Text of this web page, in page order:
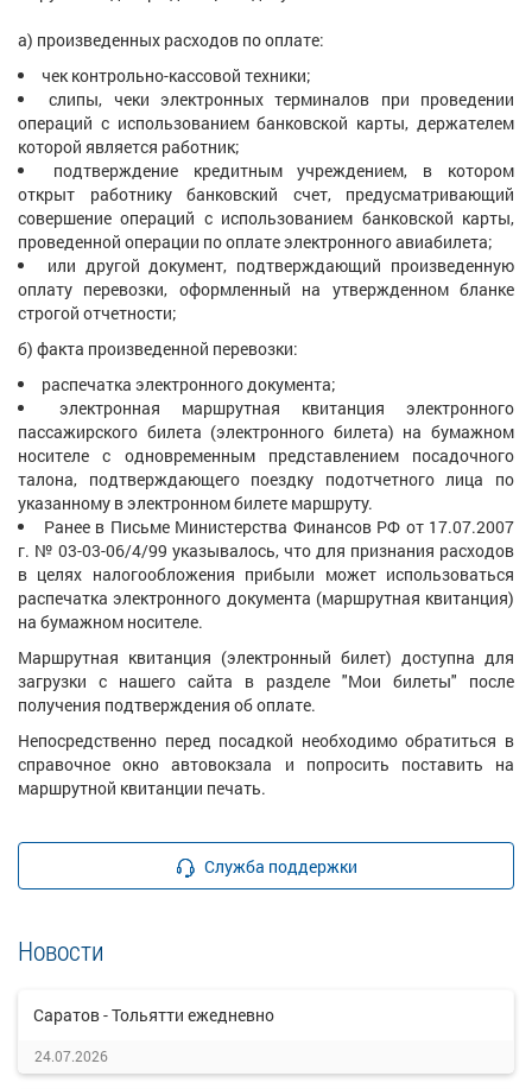
а) произведенных расходов по оплате:
чек контрольно-кассовой техники;
слипы, чеки электронных терминалов при проведении
операций с использованием банковской карты, держателем
которой является работник;
подтверждение кредитным учреждением, в котором
открыт работнику банковский счет, предусматривающий
совершение операций с использованием банковской карты,
проведенной операции по оплате электронного авиабилета;
или другой документ, подтверждающий произведенную
оплату перевозки, оформленный на утвержденном бланке
строгой отчетности;
б) факта произведенной перевозки:
распечатка электронного документа;
электронная маршрутная квитанция электронного
пассажирского билета (электронного билета) на бумажном
носителе с одновременным представлением посадочного
талона, подтверждающего поездку подотчетного лица по
указанному в электронном билете маршруту.
Ранее в Письме Министерства Финансов РФ от 17.07.2007
г. № 03-03-06/4/99 указывалось, что для признания расходов
в целях налогообложения прибыли может использоваться
распечатка электронного документа (маршрутная квитанция)
на бумажном носителе.
Маршрутная квитанция (электронный билет) доступна для
загрузки с нашего сайта в разделе "Мои билеты" после
получения подтверждения об оплате.
Непосредственно перед посадкой необходимо обратиться в
справочное окно автовокзала и попросить поставить на
маршрутной квитанции печать.
Служба поддержки
Новости
Саратов - Тольятти ежедневно
24.07.2026